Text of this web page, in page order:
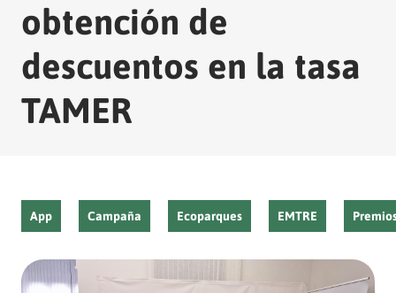
obtención de
descuentos en la tasa
TAMER
App Campaña Ecoparques EMTRE